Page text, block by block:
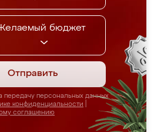
бюджет
Отправить
передачу персональных данных
конфиденциальности
соглашению